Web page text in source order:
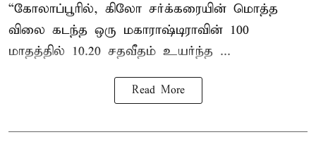
“கோலாப்பூரில், கிலோ சர்க்கரையின் மொத்த
விலை கடந்த ஒரு மகாராஷ்டிராவின் 100
மாதத்தில் 10.20 சதவீதம் உயர்ந்த ...
Read More